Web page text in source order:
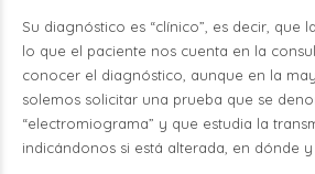
Su diagnóstico es “clínico”, es decir, que
lo que el paciente nos cuenta en la
conocer el diagnóstico, aunque en la
solemos solicitar una prueba que se
“electromiograma” y que estudia la
indicándonos si está alterada, en dónde y